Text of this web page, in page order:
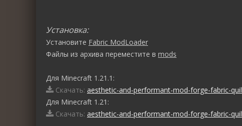
Установка:
Установите Fabric ModLoader
Файлы из архива переместите в mods
Для Minecraft 1.21.1:
Скачать: aesthetic-and-performant-mod-forge-fabric-
Для Minecraft 1.21:
Скачать: aesthetic-and-performant-mod-forge-fabric-